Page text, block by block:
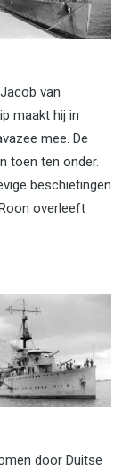
van
maakt hij in
mee. De
toen ten onder.
beschietingen
overleeft
door Duitse